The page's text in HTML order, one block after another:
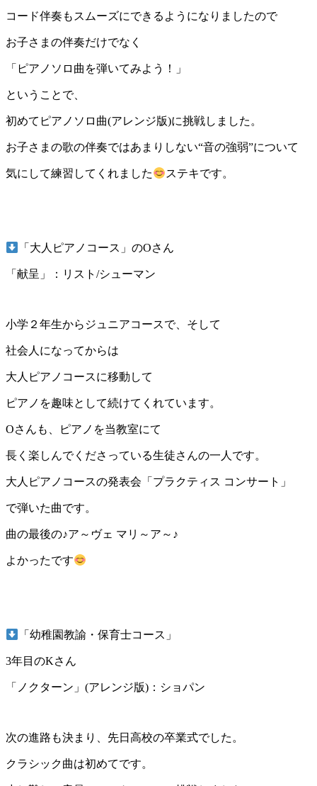
コード伴奏もスムーズにできるようになりましたので
お子さまの伴奏だけでなく
「ピアノソロ曲を弾いてみよう！」
ということで、
初めてピアノソロ曲(アレンジ版)に挑戦しました。
お子さまの歌の伴奏ではあまりしない“音の強弱”について
気にして練習してくれました ステキです。
「大人ピアノコース」のOさん
「献呈」：リスト/シューマン
小学２年生からジュニアコースで、そして
社会人になってからは
大人ピアノコースに移動して
ピアノを趣味として続けてくれています。
Oさんも、ピアノを当教室にて
長く楽しんでくださっている生徒さんの一人です。
大人ピアノコースの発表会「プラクティス コンサート」
で弾いた曲です。
曲の最後の♪ア～ヴェ マリ～ア～♪
よかったです
「幼稚園教諭・保育士コース」
3年目のKさん
「ノクターン」(アレンジ版)：ショパン
次の進路も決まり、先日高校の卒業式でした。
クラシック曲は初めてです。